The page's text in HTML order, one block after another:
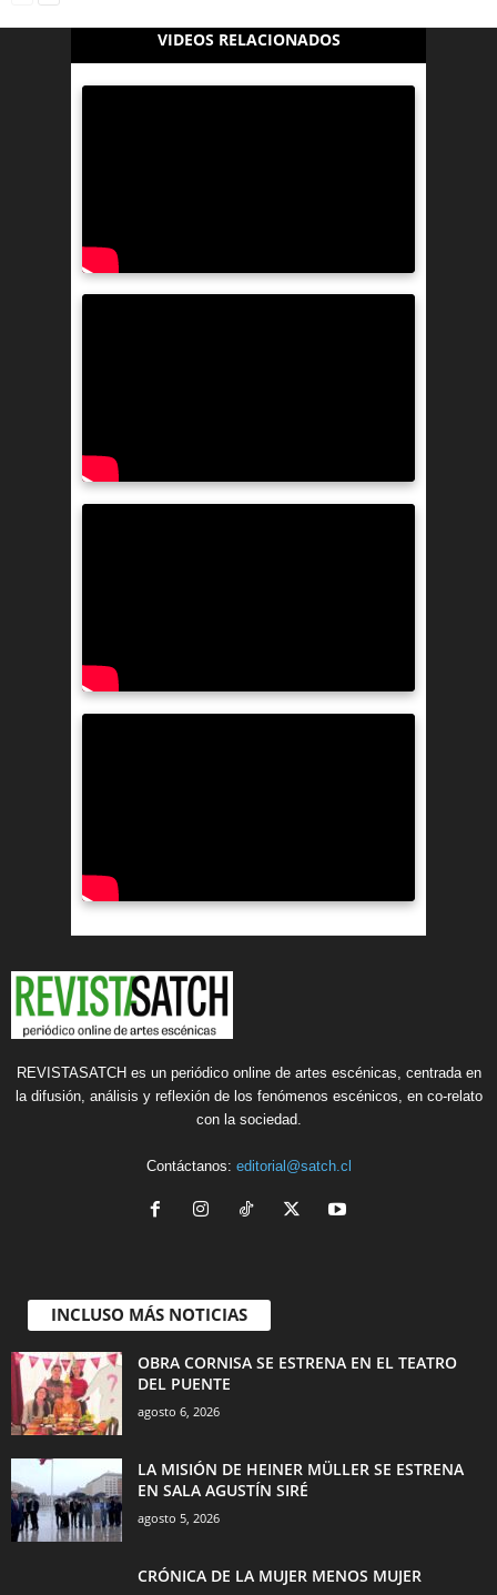
VIDEOS RELACIONADOS
REVISTASATCH es un periódico online de artes escénicas, centrada en
la difusión, análisis y reflexión de los fenómenos escénicos, en co-relato
con la sociedad.
Contáctanos: editorial@satch.cl
INCLUSO MÁS NOTICIAS
OBRA CORNISA SE ESTRENA EN EL TEATRO
DEL PUENTE
agosto 6, 2026
LA MISIÓN DE HEINER MÜLLER SE ESTRENA
EN SALA AGUSTÍN SIRÉ
agosto 5, 2026
CRÓNICA DE LA MUJER MENOS MUJER